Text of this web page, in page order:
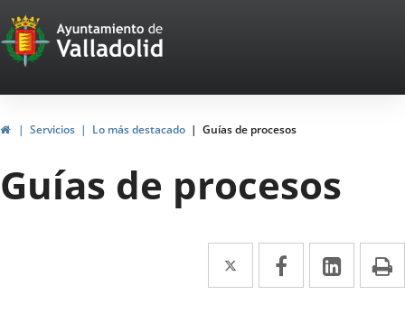
Portal
Web
del
Ayuntamiento
de
Valladolid
HomeServicios Lo más destacado Guías de procesos
Guías de procesos
Twitter
Enlace
a
Facebook
Enlace
a
Enlace
a